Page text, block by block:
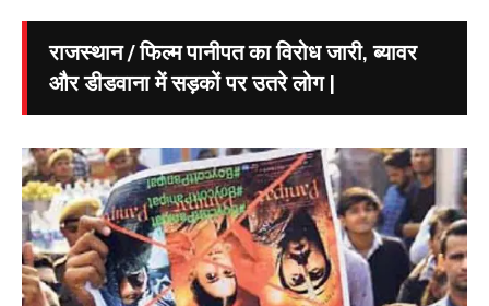
राजस्थान / फिल्म पानीपत का विरोध जारी, ब्यावर
और डीडवाना में सड़कों पर उतरे लोग |